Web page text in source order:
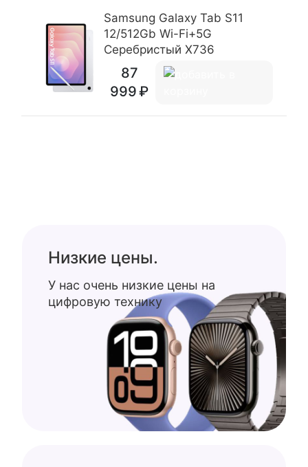
Samsung Galaxy Tab S11
12/512Gb Wi-Fi+5G
Серебристый X736
87
999
Низкие цены.
У нас очень низкие цены на
цифровую технику